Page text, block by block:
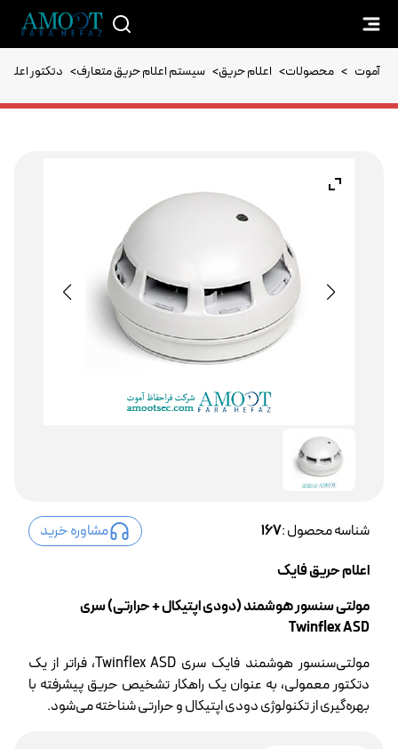
آموت > محصولات> اعلام حریق> سیستم اعلام حریق متعارف> دتکتور
شناسه محصول :167
مشاوره خرید
اعلام حریق فایک
مولتی سنسور هوشمند (دودی اپتیکال + حرارتی) سری
Twinflex ASD
مولتی‌سنسور هوشمند فایک سری Twinflex ASD، فراتر از یک
دتکتور معمولی، به عنوان یک راهکار تشخیص حریق پیشرفته با
بهره‌گیری از تکنولوژی دودی اپتیکال و حرارتی شناخته می‌شود.